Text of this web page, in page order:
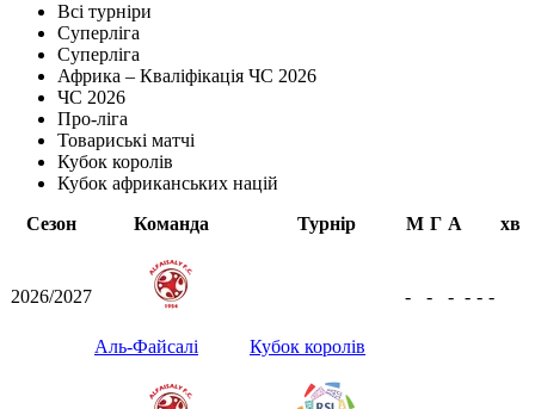
Всі турніри
Суперліга
Суперліга
Африка – Кваліфікація ЧС 2026
ЧС 2026
Про-ліга
Товариські матчі
Кубок королів
Кубок африканських націй
Сезон
Команда Турнір М Г А хв
2026/2027
Аль-Файсалі Кубок королів
- - - - - -